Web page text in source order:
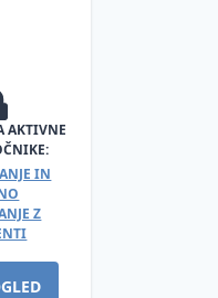
AKTIVNE
IN
Z